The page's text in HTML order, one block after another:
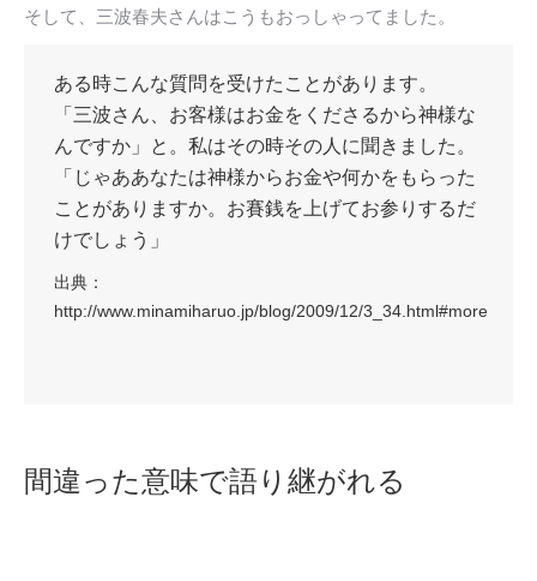
そして、三波春夫さんはこうもおっしゃってました。
ある時こんな質問を受けたことがあります。
「三波さん、お客様はお金をくださるから神様な
んですか」と。私はその時その人に聞きました。
「じゃああなたは神様からお金や何かをもらった
ことがありますか。お賽銭を上げてお参りするだ
けでしょう」
出典：
http://www.minamiharuo.jp/blog/2009/12/3_34.html#more
間違った意味で語り継がれる